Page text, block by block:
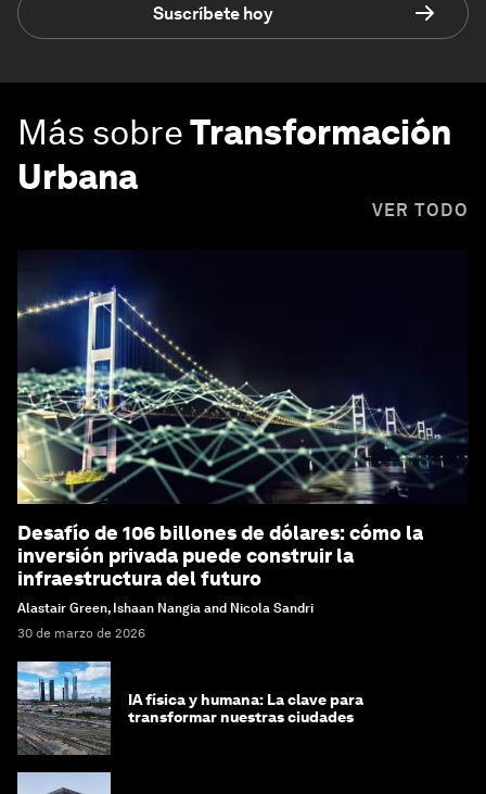
Suscríbete hoy
Más sobreTransformación
Urbana
VER TODO
Desafío de 106 billones de dólares: cómo la
inversión privada puede construir la
infraestructura del futuro
Alastair Green, Ishaan Nangia and Nicola Sandri
30 de marzo de 2026
IA física y humana: La clave para
transformar nuestras ciudades